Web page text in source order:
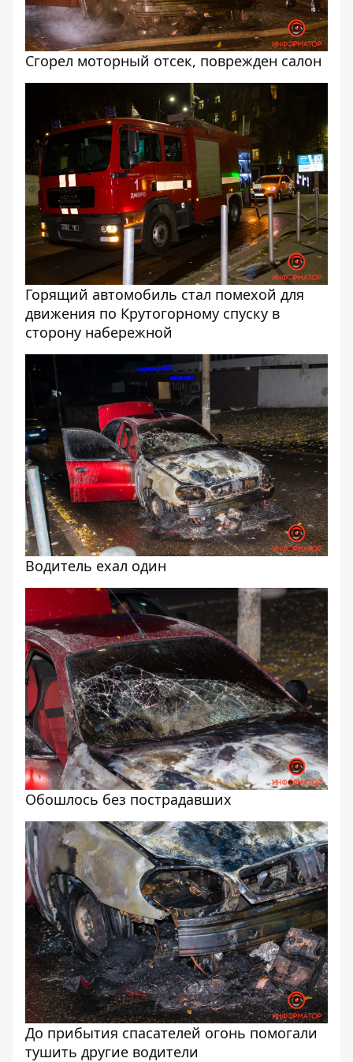
Сгорел моторный отсек, поврежден салон
Горящий автомобиль стал помехой для
движения по Крутогорному спуску в
сторону набережной
Водитель ехал один
Обошлось без пострадавших
До прибытия спасателей огонь помогали
тушить другие водители